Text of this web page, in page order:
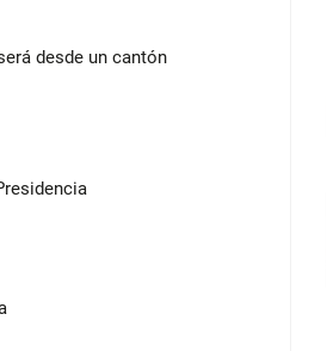
desde un cantón